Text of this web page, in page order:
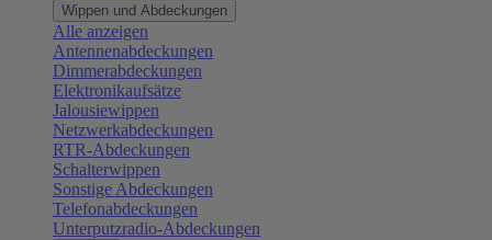
Wippen und Abdeckungen
Alle anzeigen
Antennenabdeckungen
Dimmerabdeckungen
Elektronikaufsätze
Jalousiewippen
Netzwerkabdeckungen
RTR-Abdeckungen
Schalterwippen
Sonstige Abdeckungen
Telefonabdeckungen
Unterputzradio-Abdeckungen